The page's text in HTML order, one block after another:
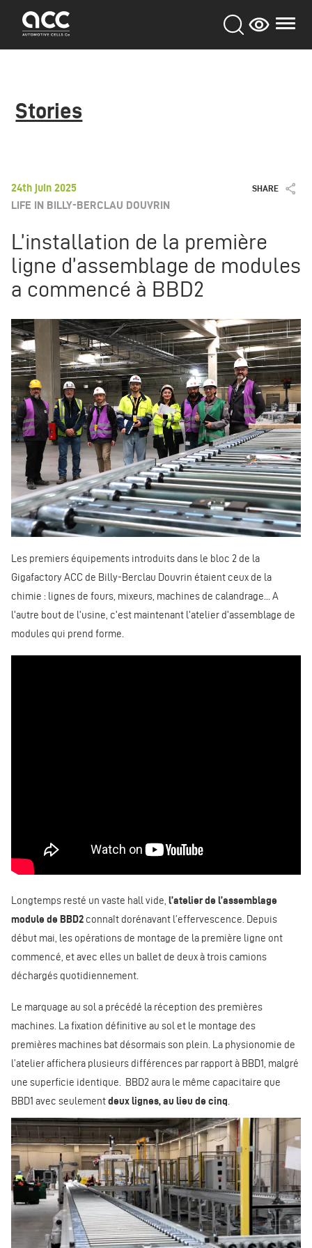
contenu
Stories
24th juin 2025
LIFE IN BILLY-BERCLAU DOUVRIN
SHARE
L’installation de la première
ligne d’assemblage de modules
a commencé à BBD2
Les premiers équipements introduits dans le bloc 2 de la
Gigafactory ACC de Billy-Berclau Douvrin étaient ceux de la
chimie : lignes de fours, mixeurs, machines de calandrage... A
l'autre bout de l'usine, c'est maintenant l'atelier d'assemblage de
modules qui prend forme.
Longtemps resté un vaste hall vide, l’atelier de l’assemblage
module de BBD2 connaît dorénavant l’effervescence. Depuis
début mai, les opérations de montage de la première ligne ont
commencé, et avec elles un ballet de deux à trois camions
déchargés quotidiennement.
Le marquage au sol a précédé la réception des premières
machines. La fixation définitive au sol et le montage des
premières machines bat désormais son plein. La physionomie de
l’atelier affichera plusieurs différences par rapport à BBD1, malgré
une superficie identique. BBD2 aura le même capacitaire que
BBD1 avec seulementdeux lignes, au lieu de cinq